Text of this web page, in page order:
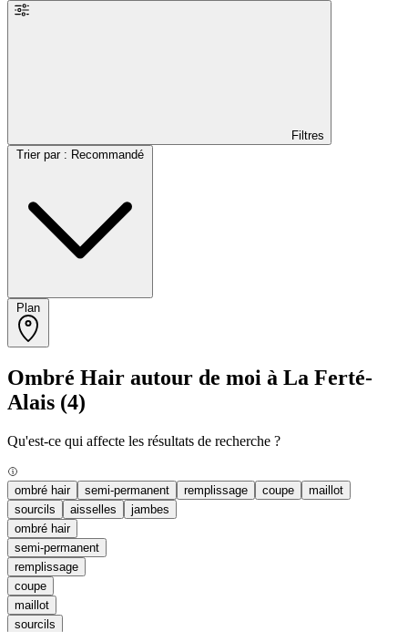
Filtres
Ombré Hair autour de moi à La Ferté-
Alais (4)
Qu'est-ce qui affecte les résultats de recherche ?
ombré hair semi-permanent remplissage coupe
maillot
sourcils
aisselles
jambes
ombré hair
semi-permanent
remplissage
coupe
maillot
sourcils